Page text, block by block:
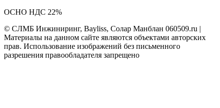
ОСНО НДС 22%
© СЛМБ Инжиниринг, Bayliss, Солар Манблан 060509.ru |
Материалы на данном сайте являются объектами авторских
прав. Использование изображений без письменного
разрешения правообладателя запрещено